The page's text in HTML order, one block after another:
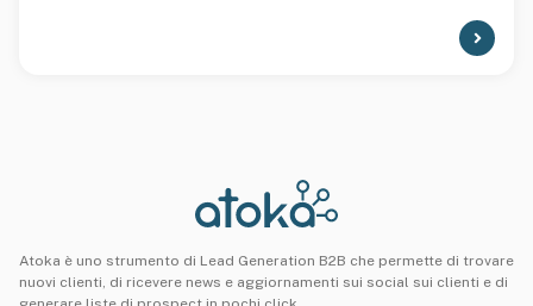
Atoka è uno strumento di Lead Generation B2B che permette di trovare
nuovi clienti, di ricevere news e aggiornamenti sui social sui clienti e di